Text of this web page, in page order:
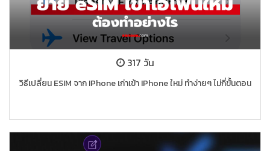
317 วัน
วิธีเปลี่ยน ESIM จาก IPhone เก่าเข้า IPhone ใหม่ ทำง่ายๆ ไม่กี่ขั้นตอน